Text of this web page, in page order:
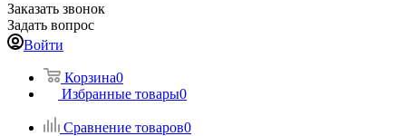
Заказать звонок
Задать вопрос
Войти
Корзина0
Избранные товары0
Сравнение товаров0